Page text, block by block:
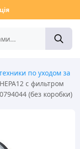
по уходом за
с фильтром
(без коробки)